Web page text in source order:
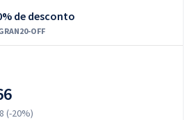
de desconto
OFF
(-20%)